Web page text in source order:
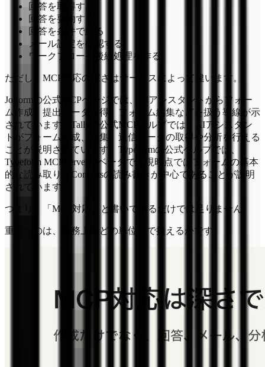
回答を取得する
回答を要約する
回答を条件で絞る
メール設定を確認する
ワークフローや後続処理を作る
ただし、MCP対応の深さはサービスによって違います。
Jotformの公式MCPページでは、AIアシスタントからフォー
ム作成、提出データ取得、フォーム編集などを扱う導線が示
されています。Tallyの公式MCPヘルプでは、AIアシスタン
トがフォーム作成、編集、送信データの取得や分析を行える
ことが説明されています。Typeformの公式ヘルプでは、
Typeform MCP serverがベータで、現時点ではフォームの基本
的な読み取りとContactsの読み書きが中心であることが説明
されています。
つまり、「MCP対応」と書いてあるだけでは足りません。
重要なのは、業務上のどの単位まで扱えるかです。